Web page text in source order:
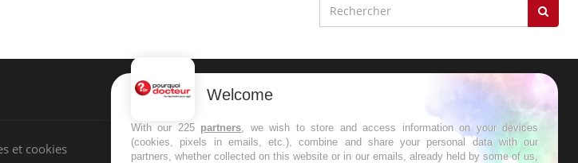
et cookies
NEWSLETTER
Recevez toutes les semaines les meilleures
infos santé
Welcome
With our 225 partners, we wish to store and access information on your devices
(cookies, pixels in emails, etc.), combine and share your personal data with our
partners, whether collected on this website or in our emails, already held by some of us,